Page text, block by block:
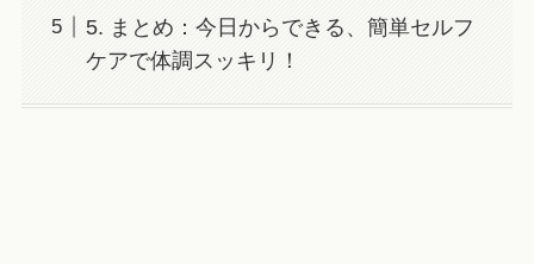
5. まとめ：今日からできる、簡単セルフ
ケアで体調スッキリ！